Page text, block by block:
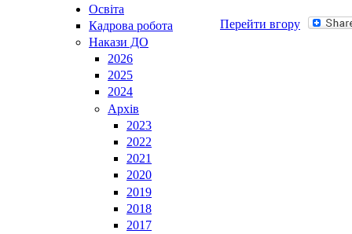
Освiта
Кадрова робота
Накази ДО
2026
2025
2024
Архів
2023
2022
2021
2020
2019
2018
2017
Перейти вгору